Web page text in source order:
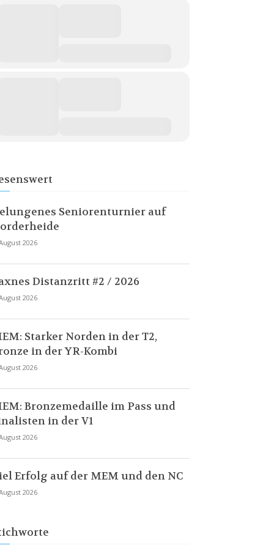
Seniorenturnier auf
2026
Distanzritt #2 / 2026
2026
Starker Norden in der T2,
in der YR-Kombi
2026
Bronzemedaille im Pass und
in der V1
2026
Erfolg auf der MEM und den NC
2026